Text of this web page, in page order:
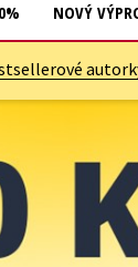
NOVÝ